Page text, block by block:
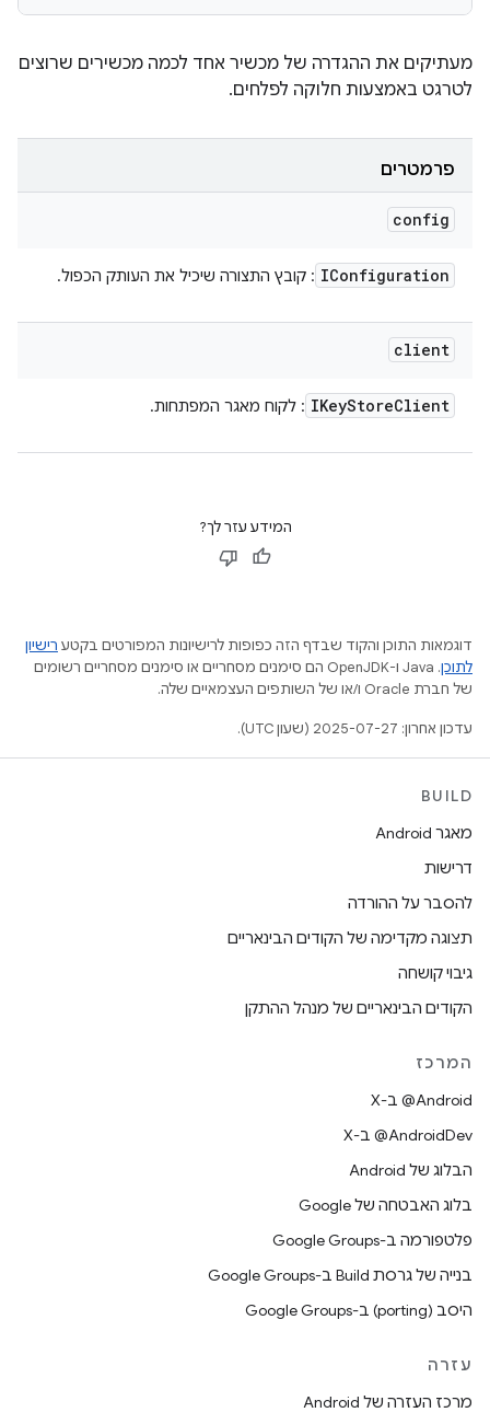
מעתיקים את ההגדרה של מכשיר אחד לכמה מכשירים שרוצים
לטרגט באמצעות חלוקה לפלחים.
פרמטרים
config
IConfiguration : קובץ התצורה שיכיל את העותק הכפול.
client
IKeyStoreClient : לקוח מאגר המפתחות.
המידע עזר לך?
דוגמאות התוכן והקוד שבדף הזה כפופות לרישיונות המפורטים בקטע רישיון
לתוכן
.‏ Java ו-OpenJDK הם סימנים מסחריים או סימנים מסחריים רשומים
של חברת Oracle ו/או של השותפים העצמאיים שלה.
עדכון אחרון: 2025-07-27 (שעון UTC).
BUILD
מאגר Android
דרישות
להסבר על ההורדה
תצוגה מקדימה של הקודים הבינאריים
גיבוי קושחה
הקודים הבינאריים של מנהל ההתקן
המרכז
‫‎@Android ב-X
‫‎@AndroidDev ב-X
הבלוג של Android
בלוג האבטחה של Google
פלטפורמה ב-Google Groups
בנייה של גרסת Build ב-Google Groups
היסב (porting) ב-Google Groups
עזרה
מרכז העזרה של Android